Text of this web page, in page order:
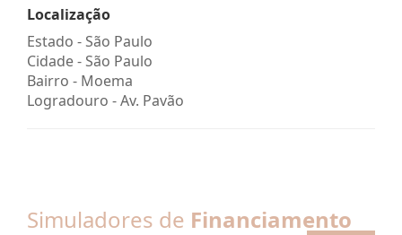
Localização
Estado -São Paulo
Cidade -São Paulo
Bairro - Moema
Logradouro -Av. Pavão
Simuladores de Financiamento